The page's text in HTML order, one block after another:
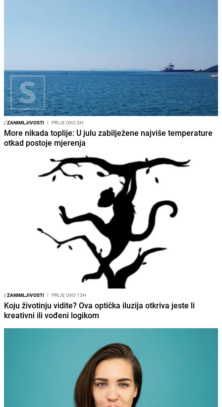
/ZANIMLJIVOSTI I PRIJE OKO 3H
More nikada toplije: U julu zabilježene najviše temperature
otkad postoje mjerenja
/ZANIMLJIVOSTI I PRIJE OKO 13H
Koju životinju vidite? Ova optička iluzija otkriva jeste li
kreativni ili vođeni logikom